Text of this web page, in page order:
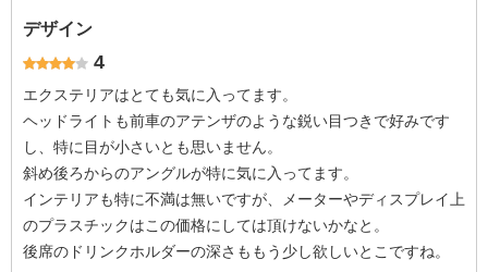
デザイン
4
エクステリアはとても気に入ってます。
ヘッドライトも前車のアテンザのような鋭い目つきで好みです
し、特に目が小さいとも思いません。
斜め後ろからのアングルが特に気に入ってます。
インテリアも特に不満は無いですが、メーターやディスプレイ上
のプラスチックはこの価格にしては頂けないかなと。
後席のドリンクホルダーの深さももう少し欲しいとこですね。